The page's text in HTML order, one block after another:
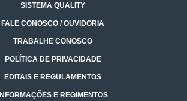
SISTEMA QUALITY
FALE CONOSCO / OUVIDORIA
TRABALHE CONOSCO
POLÍTICA DE PRIVACIDADE
EDITAIS E REGULAMENTOS
INFORMAÇÕES E REGIMENTOS